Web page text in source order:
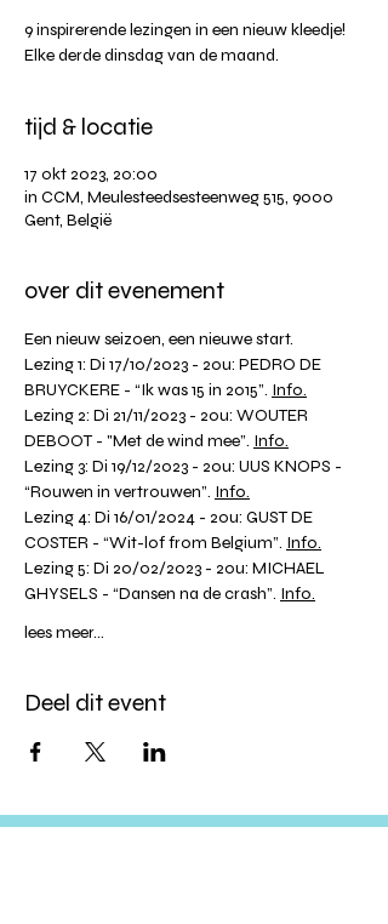
9 inspirerende lezingen in een nieuw kleedje!
Elke derde dinsdag van de maand.
tijd & locatie
17 okt 2023, 20:00
in CCM, Meulesteedsesteenweg 515, 9000
Gent, België
over dit evenement
Een nieuw seizoen, een nieuwe start.
Lezing 1: Di 17/10/2023 - 20u: PEDRO DE
BRUYCKERE - “Ik was 15 in 2015”. Info.
Lezing 2: Di 21/11/2023 - 20u: WOUTER
DEBOOT - "Met de wind mee”. Info.
Lezing 3: Di 19/12/2023 - 20u: UUS KNOPS -
“Rouwen in vertrouwen”. Info.
Lezing 4: Di 16/01/2024 - 20u: GUST DE
COSTER - “Wit-lof from Belgium”. Info.
Lezing 5: Di 20/02/2023 - 20u: MICHAEL
GHYSELS - “Dansen na de crash”. Info.
lees meer...
Deel dit event